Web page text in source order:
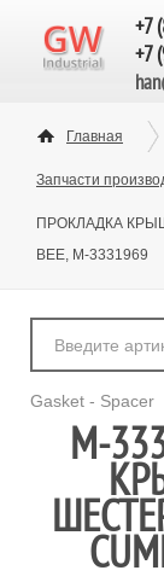
+7
+7
Главная
Запчасти
ПРОКЛАДКА
BEE, M-3331969
Gasket - Spacer
M-